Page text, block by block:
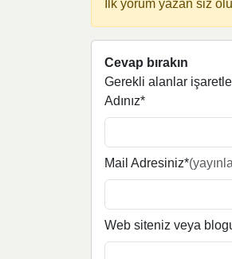
İlk yorum yazan siz
Cevap bırakın
Gerekli alanlar
Adınız*
Mail Adresiniz*
Web siteniz veya